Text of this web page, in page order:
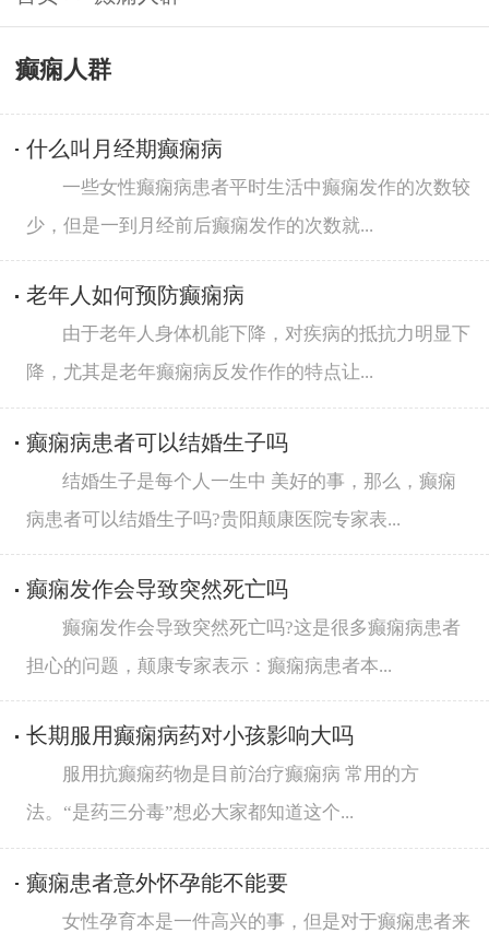
癫痫人群
什么叫月经期癫痫病
一些女性癫痫病患者平时生活中癫痫发作的次数较
少，但是一到月经前后癫痫发作的次数就...
老年人如何预防癫痫病
由于老年人身体机能下降，对疾病的抵抗力明显下
降，尤其是老年癫痫病反发作作的特点让...
癫痫病患者可以结婚生子吗
结婚生子是每个人一生中 美好的事，那么，癫痫
病患者可以结婚生子吗?贵阳颠康医院专家表...
癫痫发作会导致突然死亡吗
癫痫发作会导致突然死亡吗?这是很多癫痫病患者
担心的问题，颠康专家表示：癫痫病患者本...
长期服用癫痫病药对小孩影响大吗
服用抗癫痫药物是目前治疗癫痫病 常用的方
法。“是药三分毒”想必大家都知道这个...
癫痫患者意外怀孕能不能要
女性孕育本是一件高兴的事，但是对于癫痫患者来